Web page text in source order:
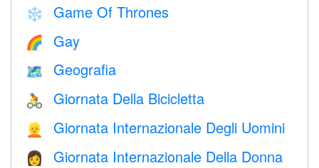
❄️ Game Of Thrones
🌈 Gay
🗺 Geografia
🚴 Giornata Della Bicicletta
👱 Giornata Internazionale Degli Uomini
👩 Giornata Internazionale Della Donna